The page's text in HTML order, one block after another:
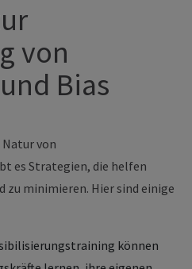
von
Bias
von
es Strategien, die helfen
zu minimieren. Hier sind einige
können